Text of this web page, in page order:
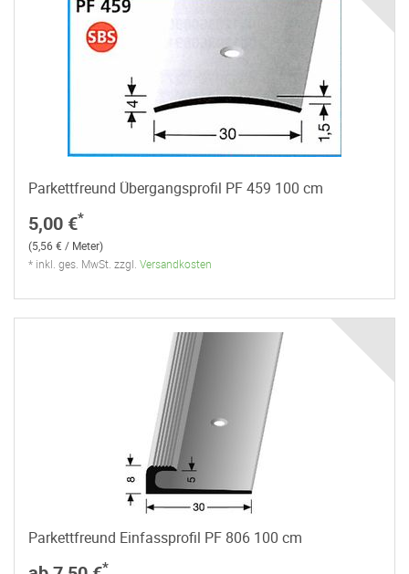
Parkettfreund Übergangsprofil PF 459 100 cm
5,00 €*
(5,56 € / Meter)
* inkl. ges. MwSt. zzgl. Versandkosten
Parkettfreund Einfassprofil PF 806 100 cm
*